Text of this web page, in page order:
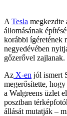
A Tesla megkezdte
állomásának
korábbi ígéretének
negyedévében
gőzerővel zajlanak.
Az X-en jól ismert
megerősítette,
a Walgreens üzlet
posztban
állását mutatják –